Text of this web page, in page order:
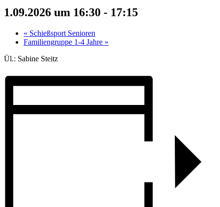
1.09.2026 um 16:30 - 17:15
« Schießsport Senioren
Familiengruppe 1-4 Jahre »
Ül.: Sabine Steitz